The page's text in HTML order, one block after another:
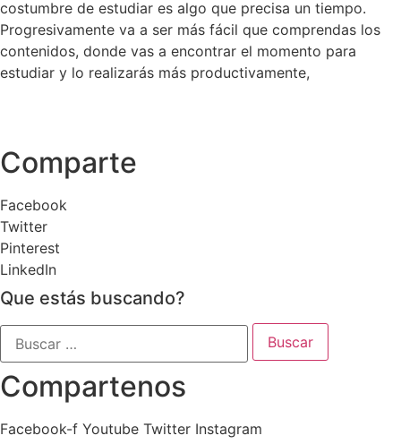
costumbre de estudiar es algo que precisa un tiempo.
Progresivamente va a ser más fácil que comprendas los
contenidos, donde vas a encontrar el momento para
estudiar y lo realizarás más productivamente,
Comparte
Facebook
Twitter
Pinterest
LinkedIn
Que estás buscando?
Buscar:
Compartenos
Facebook-f Youtube Twitter Instagram